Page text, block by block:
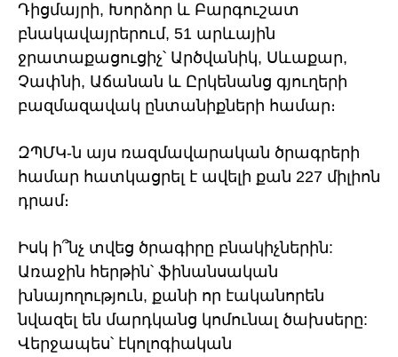
Դիցմայրի, Խորձոր և Բարգուշատ
բնակավայրերում, 51 արևային
ջրատաքացուցիչ՝ Արծվանիկ, Սևաքար,
Չափնի, Աճանան և Ըրկենանց գյուղերի
բազմազավակ ընտանիքների համար։
ԶՊՄԿ-ն այս ռազմավարական ծրագրերի
համար հատկացրել է ավելի քան 227 միլիոն
դրամ։
Իսկ ի՞նչ տվեց ծրագիրը բնակիչներին:
Առաջին հերթին՝ ֆինանսական
խնայողություն, քանի որ էականորեն
նվազել են մարդկանց կոմունալ ծախսերը:
Վերջապես՝ էկոլոգիական